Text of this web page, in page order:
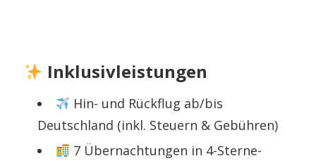
Inklusivleistungen
Hin- und Rückflug ab/bis
Deutschland (inkl. Steuern & Gebühren)
7 Übernachtungen in 4-Sterne-